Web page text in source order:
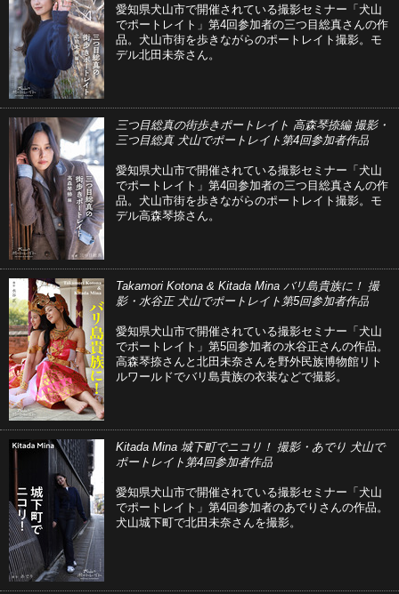
愛知県犬山市で開催されている撮影セミナー「犬山
でポートレイト」第4回参加者の三つ目総真さんの作
品。犬山市街を歩きながらのポートレイト撮影。モ
デル北田未奈さん。
三つ目総真の街歩きポートレイト 高森琴捺編 撮影・
三つ目総真 犬山でポートレイト第4回参加者作品
愛知県犬山市で開催されている撮影セミナー「犬山
でポートレイト」第4回参加者の三つ目総真さんの作
品。犬山市街を歩きながらのポートレイト撮影。モ
デル高森琴捺さん。
Takamori Kotona & Kitada Mina バリ島貴族に！ 撮
影・水谷正 犬山でポートレイト第5回参加者作品
愛知県犬山市で開催されている撮影セミナー「犬山
でポートレイト」第5回参加者の水谷正さんの作品。
高森琴捺さんと北田未奈さんを野外民族博物館リト
ルワールドでバリ島貴族の衣装などで撮影。
Kitada Mina 城下町でニコリ！ 撮影・あでり 犬山で
ポートレイト第4回参加者作品
愛知県犬山市で開催されている撮影セミナー「犬山
でポートレイト」第4回参加者のあでりさんの作品。
犬山城下町で北田未奈さんを撮影。